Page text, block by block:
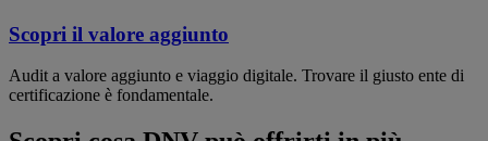
Scopri il valore aggiunto
Audit a valore aggiunto e viaggio digitale. Trovare il giusto ente di
certificazione è fondamentale.